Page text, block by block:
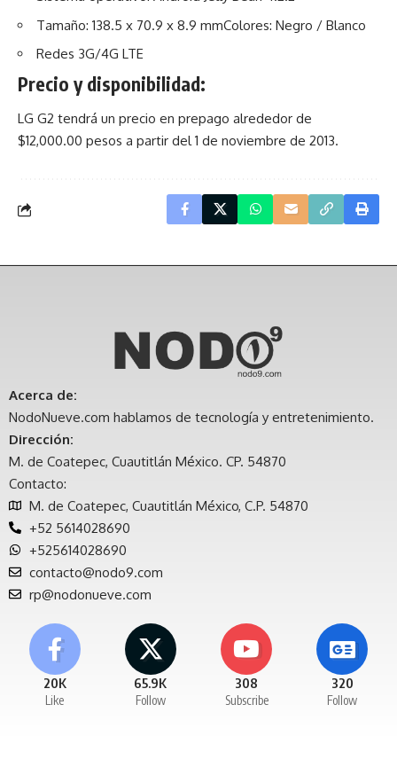
Tamaño: 138.5 x 70.9 x 8.9 mmColores: Negro / Blanco
Redes 3G/4G LTE
Precio y disponibilidad:
LG G2 tendrá un precio en prepago alrededor de
$12,000.00 pesos a partir del 1 de noviembre de 2013.
Acerca de:
NodoNueve.com hablamos de tecnología y entretenimiento.
Dirección:
M. de Coatepec, Cuautitlán México. CP. 54870
Contacto:
M. de Coatepec, Cuautitlán México, C.P. 54870
+52 5614028690
+525614028690
contacto@nodo9.com
rp@nodonueve.com
20K
Like
65.9K
Follow
308
Subscribe
320
Follow